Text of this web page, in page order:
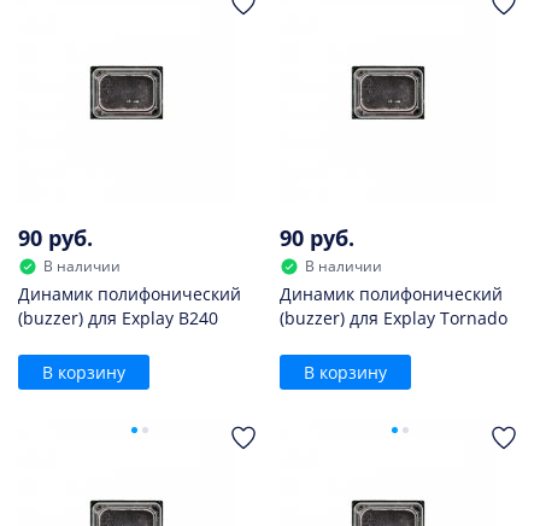
90 руб.
В наличии
Динамик полифонический
(buzzer) для Explay B240
В корзину
90 руб.
В наличии
Динамик полифонический
(buzzer) для Explay Tornado
В корзину